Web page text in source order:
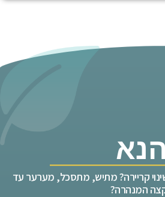
קריירה? מתיש, מתסכל, מערער עד
המנהרה?